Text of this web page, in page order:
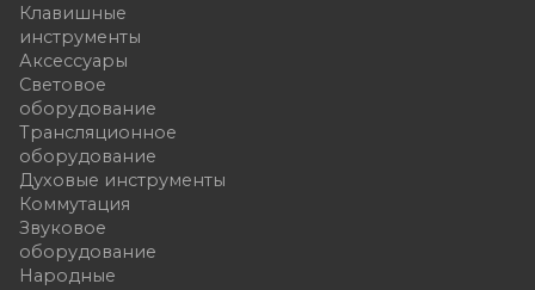
Клавишные
инструменты
Аксессуары
Световое
оборудование
Трансляционное
оборудование
Духовые инструменты
Коммутация
Звуковое
оборудование
Народные